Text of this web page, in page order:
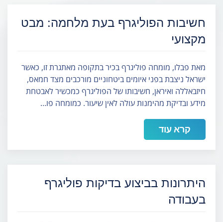
חשיבות הפוליגרף בעת מלחמה: מבט
מקצועי
מאת פבלו, מומחה פוליגרף בכיר בתקופה מאתגרת זו, כאשר
ישראל ניצבת בפני איומים ביטחוניים מורכבים מצד חמאס,
חיזבאללה ואיראן, חשיבותו של הפוליגרף כמכשיר לאבטחת
מידע ובדיקת מהימנות עולה לאין שיעור. כמומחה פו…
קרא עוד
היתרונות בביצוע בדיקות פוליגרף
בעבודה